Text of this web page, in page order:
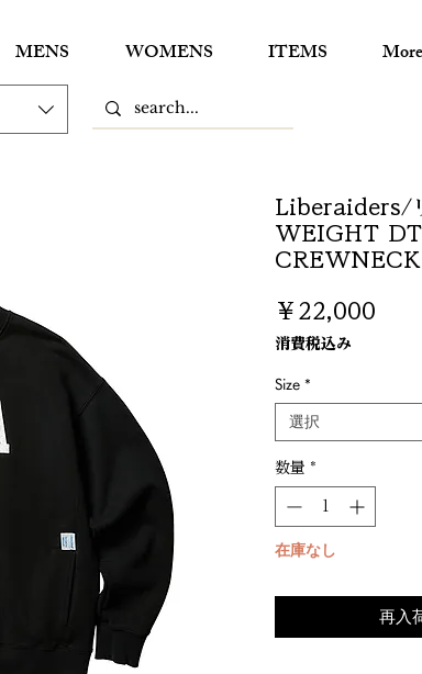
MENS WOMENS ITEMS More
Liberaiders/
WEIGHT
￥22,000
消費税込み
Size *
選択
数量 *
在庫なし
再入